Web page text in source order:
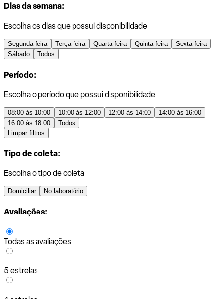
Dias da semana:
Escolha os dias que possui disponibilidade
Segunda-feira Terça-feira Quarta-feira Quinta-feira
Sexta-feira
Sábado
Todos
Período:
Escolha o período que possui disponibilidade
08:00 às 10:00 10:00 às 12:00 12:00 às 14:00
14:00 às 16:00
16:00 às 18:00
Todos
Limpar filtros
Tipo de coleta:
Escolha o tipo de coleta
Domiciliar No laboratório
Avaliações:
Todas as avaliações
5 estrelas